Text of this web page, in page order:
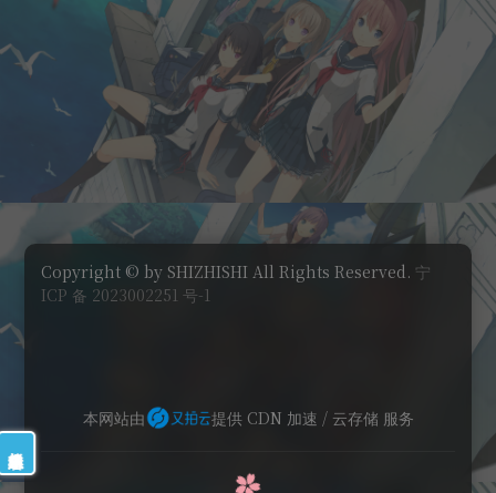
Copyright © by SHIZHISHI All Rights Reserved. 宁
ICP 备 2023002251 号-1
本网站由 提供 CDN 加速 / 云存储 服务